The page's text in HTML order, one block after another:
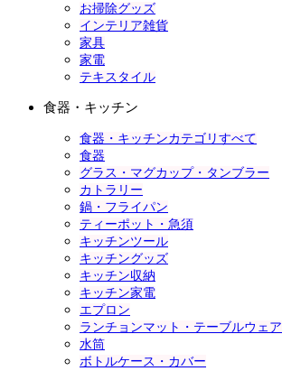
お掃除グッズ
インテリア雑貨
家具
家電
テキスタイル
食器・キッチン
食器・キッチンカテゴリすべて
食器
グラス・マグカップ・タンブラー
カトラリー
鍋・フライパン
ティーポット・急須
キッチンツール
キッチングッズ
キッチン収納
キッチン家電
エプロン
ランチョンマット・テーブルウェア
水筒
ボトルケース・カバー